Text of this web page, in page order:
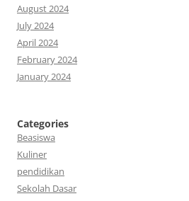
August 2024
July 2024
April 2024
February 2024
January 2024
Categories
Beasiswa
Kuliner
pendidikan
Sekolah Dasar